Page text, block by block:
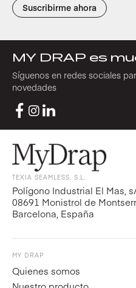
Suscribirme ahora
MY DRAP es
Síguenos en redes sociales
novedades
TEXIA SEAMLESS, S.L.
Polígono Industrial El Mas,
08691 Monistrol de
Barcelona, España
MY DRAP
Quienes somos